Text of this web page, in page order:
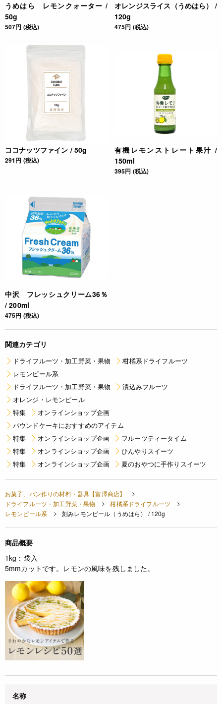
うめはら レモンクォーター /
50g
507円 (税込)
オレンジスライス（うめはら） /
120g
475円 (税込)
ココナッツファイン / 50g
291円 (税込)
有機レモンストレート果汁 /
150ml
395円 (税込)
中沢 フレッシュクリーム36％
/ 200ml
475円 (税込)
関連カテゴリ
ドライフルーツ・加工野菜・果物
柑橘系ドライフルーツ
レモンピール系
ドライフルーツ・加工野菜・果物
漬込みフルーツ
オレンジ・レモンピール
特集
オンラインショップ企画
パウンドケーキにおすすめのアイテム
特集
オンラインショップ企画
フルーツティータイム
特集
オンラインショップ企画
ひんやりスイーツ
特集
オンラインショップ企画 夏のおやつに手作りスイーツ
お菓子、パン作りの材料・器具【富澤商店】
ドライフルーツ・加工野菜・果物
柑橘系ドライフルーツ
レモンピール系
刻みレモンピール（うめはら） / 120g
商品概要
1kg：袋入
5mmカットです。レモンの風味を残しました。
名称